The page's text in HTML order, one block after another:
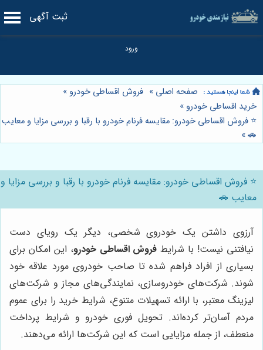
ثبت آگهی
صفحه اصلی » فروش اقساطی خودرو »
خرید اقساطی خودرو »
⭐️ فروش اقساطی خودرو: مقایسه فرنام خودرو با رقبا و بررسی مزایا و معایب
🚗
»
⭐️ فروش اقساطی خودرو: مقایسه فرنام خودرو با رقبا و بررسی مزایا و
معایب 🚗
آرزوی داشتن یک خودروی شخصی، دیگر یک رویای دست
نیافتنی نیست! با شرایط فروش اقساطی خودرو، این امکان برای
بسیاری از افراد فراهم شده تا صاحب خودروی مورد علاقه خود
شوند. شرکت‌های خودروسازی، نمایندگی‌های مجاز و شرکت‌های
لیزینگ معتبر، با ارائه تسهیلات متنوع، شرایط خرید را برای عموم
مردم آسان‌تر کرده‌اند. تحویل فوری خودرو و شرایط پرداخت
منعطف، از جمله مزایایی است که این شرکت‌ها ارائه می‌دهند.